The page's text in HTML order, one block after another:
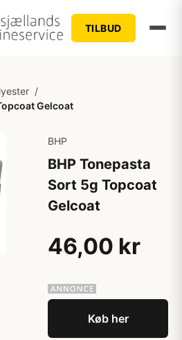
TILBUD
/
Gelcoat
BHP
BHP Tonepasta
Sort 5g Topcoat
Gelcoat
46,00 kr
Køb her